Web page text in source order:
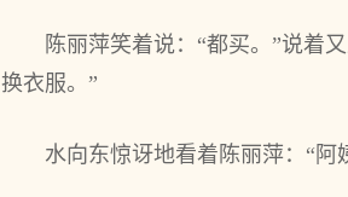
陈丽萍笑着说：“都买。”说着
换衣服。”
水向东惊讶地看着陈丽萍：“阿